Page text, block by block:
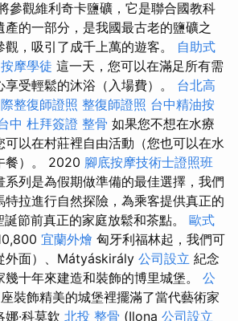
參觀維利奇卡鹽礦，它是聯合國教科
的一部分，是我國最古老的鹽礦之
，吸引了成千上萬的遊客。 自助式
按摩學徒 這一天，您可以在滿足所有需
受輕鬆的沐浴（入場費）。 台北高
整復師證照 整復師證照 台中精油按
中 杜拜簽證 整骨 如果您不想在水療
可以在村莊裡自由活動（您也可以在水
餐）。 2020 腳底按摩技術士證照班
系列是為假期做準備的最佳選擇，我們
特拉進行自然探險，為乘客提供真正的
誕節前真正的家庭放鬆和茶點。 歐式
宜蘭外燴 匈牙利福林起，我們可
外面）、Mátyáskirály 公司設立 紀念
十年來建造和裝飾的博里城堡。 公
裝飾精美的城堡裡擺滿了當代藝術家
·科莫欽 北投 整骨 (Ilona 公司設立